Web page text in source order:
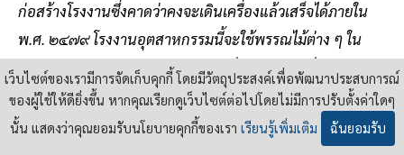
ก่อสร้างโรงงานซึ่งคาดว่าคงจะเดินเครื่องแล้วเสร็จได้ภายใน
พ.ศ. ๒๔๗๙ โรงงานอุตสาหกรรมนี้จะใช้พรรณไม้ต่าง ๆ ใน
บริเวณป่าของจังหวัดกาญจนบุรีทำเป็นกระดาษ เป็นการช่วย
อาชีพของพลเมืองให้มีงานทำขึ้นอีกเป็นอันมาก บริเวณป่าไม้
อันกว้างขวางในพื้นจังหวัดกาญจนบุรีนี้ แม้ทางฝ่ายรัฐบาลจะ
เว็บไซต์ของเรามีการจัดเก็บคุกกี้ โดยมีวัตถุประสงค์เพื่อพัฒนาประสบการณ์
ของผู้ใช้ให้ดียิ่งขึ้น หากคุณเรียกดูเว็บไซต์ต่อไปโดยไม่มีการปรับตั้งค่าใดๆ
นั้น แสดงว่าคุณยอมรับนโยบายคุกกี้ของเรา เรียนรู้เพิ่มเติม ฉันยอมรับ